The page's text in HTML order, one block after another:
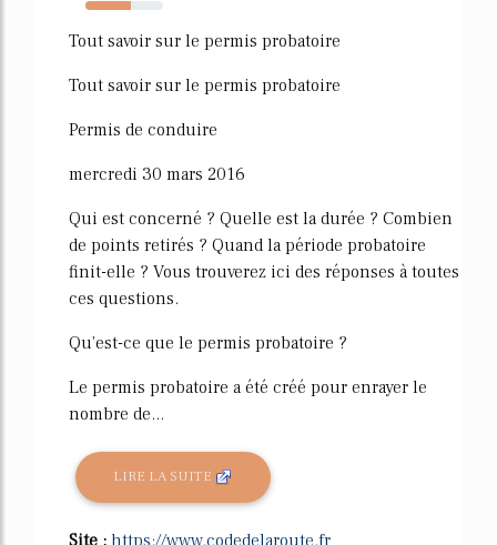
58%
Tout savoir sur le permis probatoire
Tout savoir sur le permis probatoire
Permis de conduire
mercredi 30 mars 2016
Qui est concerné ? Quelle est la durée ? Combien
de points retirés ? Quand la période probatoire
finit-elle ? Vous trouverez ici des réponses à toutes
ces questions.
Qu'est-ce que le permis probatoire ?
Le permis probatoire a été créé pour enrayer le
nombre de...
LIRE LA SUITE
Site : https://www.codedelaroute.fr